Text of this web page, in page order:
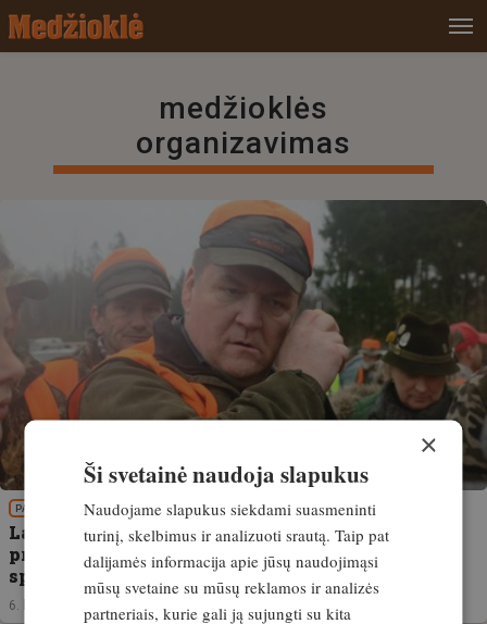
medžioklės
organizavimas
PATIRTIS
Laisvas medžiotojas Lietuvoje. Ar valstybiniai
profesionalios medžioklės plotai gali tapti
sprendimu?
6. liepa, 2026
×
Ši svetainė naudoja slapukus
Naudojame slapukus siekdami suasmeninti
turinį, skelbimus ir analizuoti srautą. Taip pat
dalijamės informacija apie jūsų naudojimąsi
mūsų svetaine su mūsų reklamos ir analizės
partneriais, kurie gali ją sujungti su kita